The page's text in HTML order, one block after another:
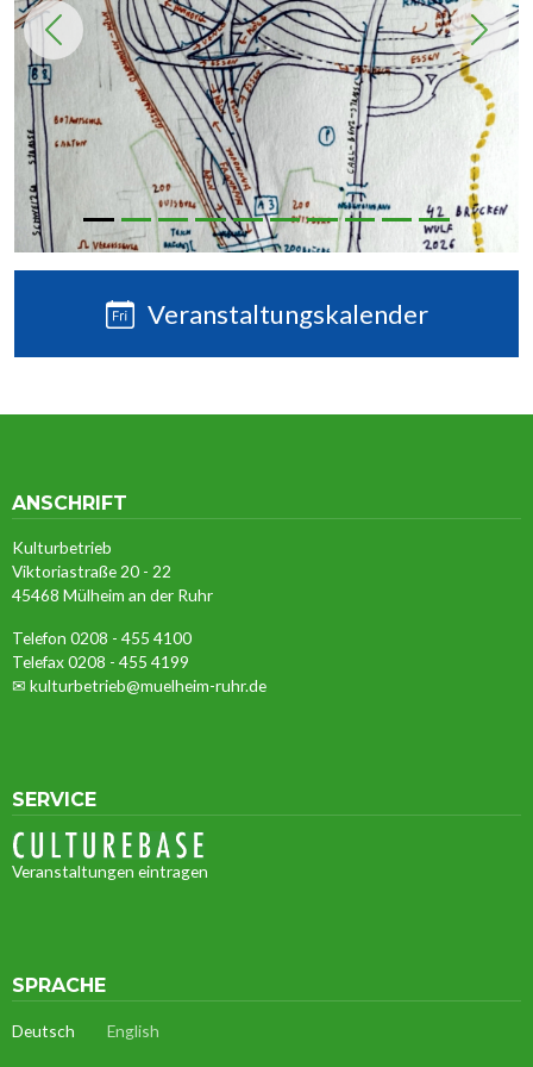
Previous Next
Veranstaltungskalender
ANSCHRIFT
Kulturbetrieb
Viktoriastraße 20 - 22
Telefon 0208 - 455 4100
Telefax 0208 - 455 4199
kulturbetrieb@muelheim-ruhr.de
SERVICE
Veranstaltungen eintragen
SPRACHE
English